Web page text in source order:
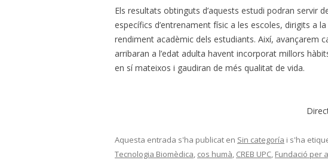
Els resultats obtinguts d’aquests estudi podran servir
específics d’entrenament físic a les escoles, dirigits a
rendiment acadèmic dels estudiants. Així, avançarem
arribaran a l’edat adulta havent incorporat millors
en sí mateixos i gaudiran de més qualitat de vida.
Aquesta entrada s'ha publicat en Sin categoría i s'ha
Tecnologia Biomèdica, cos humà, CREB UPC, Fundació per